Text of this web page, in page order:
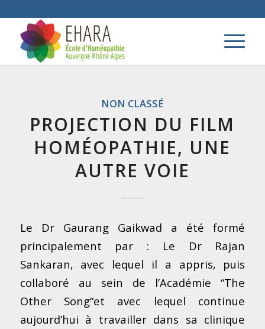
NON CLASSÉ
PROJECTION DU FILM
HOMÉOPATHIE, UNE
AUTRE VOIE
Le Dr Gaurang Gaikwad a été formé
principalement par : Le Dr Rajan
Sankaran, avec lequel il a appris, puis
collaboré au sein de l’Académie “The
Other Song“et avec lequel continue
aujourd’hui à travailler dans sa clinique